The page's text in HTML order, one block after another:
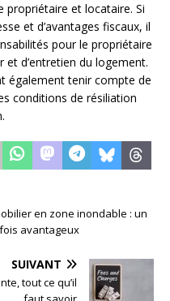
propriétaire et locataire. Si
et d’avantages fiscaux, il
pour le propriétaire
et d’entretien du logement.
également tenir compte de
conditions de résiliation
en zone inondable : un
avantageux
SUIVANT
tout ce qu’il